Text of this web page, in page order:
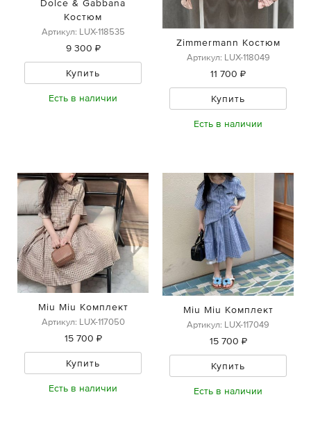
Dolce & Gabbana
Костюм
Артикул: LUX-118535
9 300 ₽
Купить
Есть в наличии
Zimmermann Костюм
Артикул: LUX-118049
11 700 ₽
Купить
Есть в наличии
Miu Miu Комплект
Артикул: LUX-117050
15 700 ₽
Купить
Есть в наличии
Miu Miu Комплект
Артикул: LUX-117049
15 700 ₽
Купить
Есть в наличии